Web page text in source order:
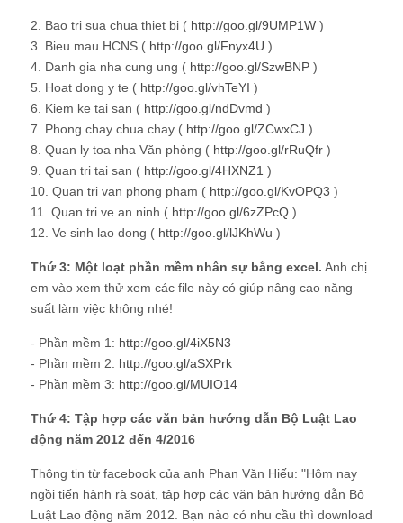
2. Bao tri sua chua thiet bi ( http://goo.gl/9UMP1W )
3. Bieu mau HCNS ( http://goo.gl/Fnyx4U )
4. Danh gia nha cung ung ( http://goo.gl/SzwBNP )
5. Hoat dong y te ( http://goo.gl/vhTeYI )
6. Kiem ke tai san ( http://goo.gl/ndDvmd )
7. Phong chay chua chay ( http://goo.gl/ZCwxCJ )
8. Quan ly toa nha Văn phòng ( http://goo.gl/rRuQfr )
9. Quan tri tai san ( http://goo.gl/4HXNZ1 )
10. Quan tri van phong pham ( http://goo.gl/KvOPQ3 )
11. Quan tri ve an ninh ( http://goo.gl/6zZPcQ )
12. Ve sinh lao dong ( http://goo.gl/lJKhWu )
Thứ 3: Một loạt phần mềm nhân sự bằng excel. Anh chị
em vào xem thử xem các file này có giúp nâng cao năng
suất làm việc không nhé!
- Phần mềm 1: http://goo.gl/4iX5N3
- Phần mềm 2: http://goo.gl/aSXPrk
- Phần mềm 3: http://goo.gl/MUIO14
Thứ 4: Tập hợp các văn bản hướng dẫn Bộ Luật Lao
động năm 2012 đến 4/2016
Thông tin từ facebook của anh Phan Văn Hiếu: "Hôm nay
ngồi tiến hành rà soát, tập hợp các văn bản hướng dẫn Bộ
Luật Lao động năm 2012. Bạn nào có nhu cầu thì download